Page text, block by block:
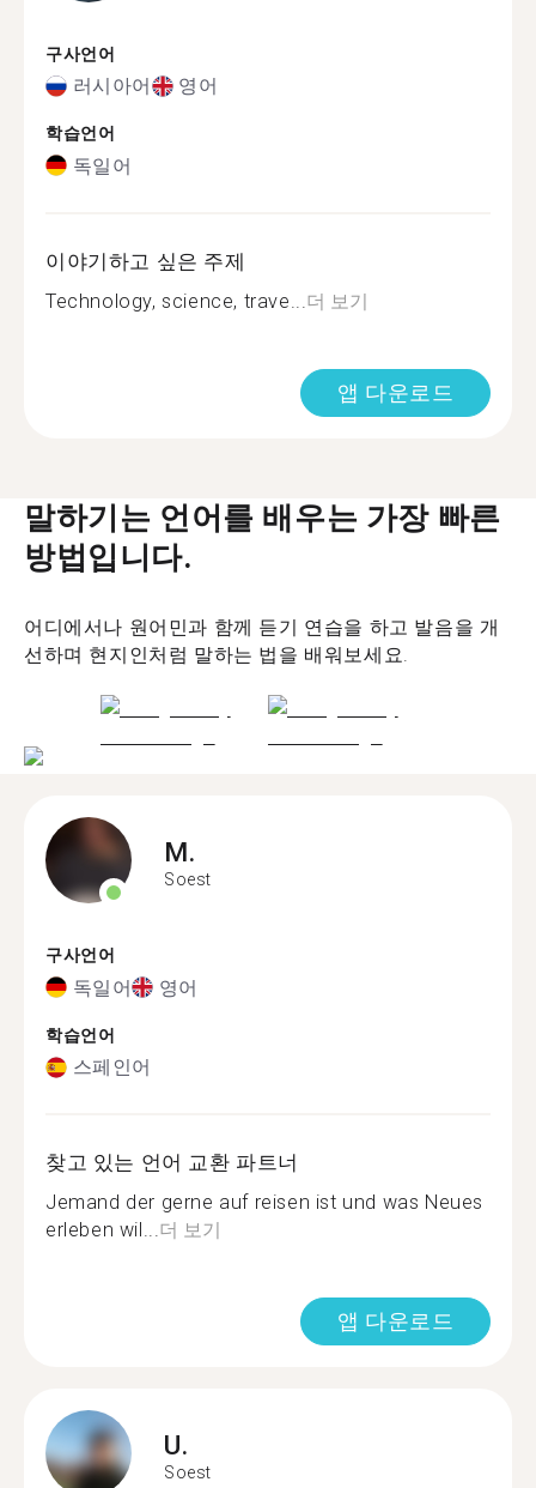
구사언어
러시아어 영어
학습언어
독일어
이야기하고 싶은 주제
Technology, science, trave... 더 보기
앱 다운로드
말하기는 언어를 배우는 가장 빠른
방법입니다.
어디에서나 원어민과 함께 듣기 연습을 하고 발음을 개
선하며 현지인처럼 말하는 법을 배워보세요.
M.
Soest
구사언어
독일어 영어
학습언어
스페인어
찾고 있는 언어 교환 파트너
Jemand der gerne auf reisen ist und was Neues
erleben wil...더 보기
앱 다운로드
U.
Soest